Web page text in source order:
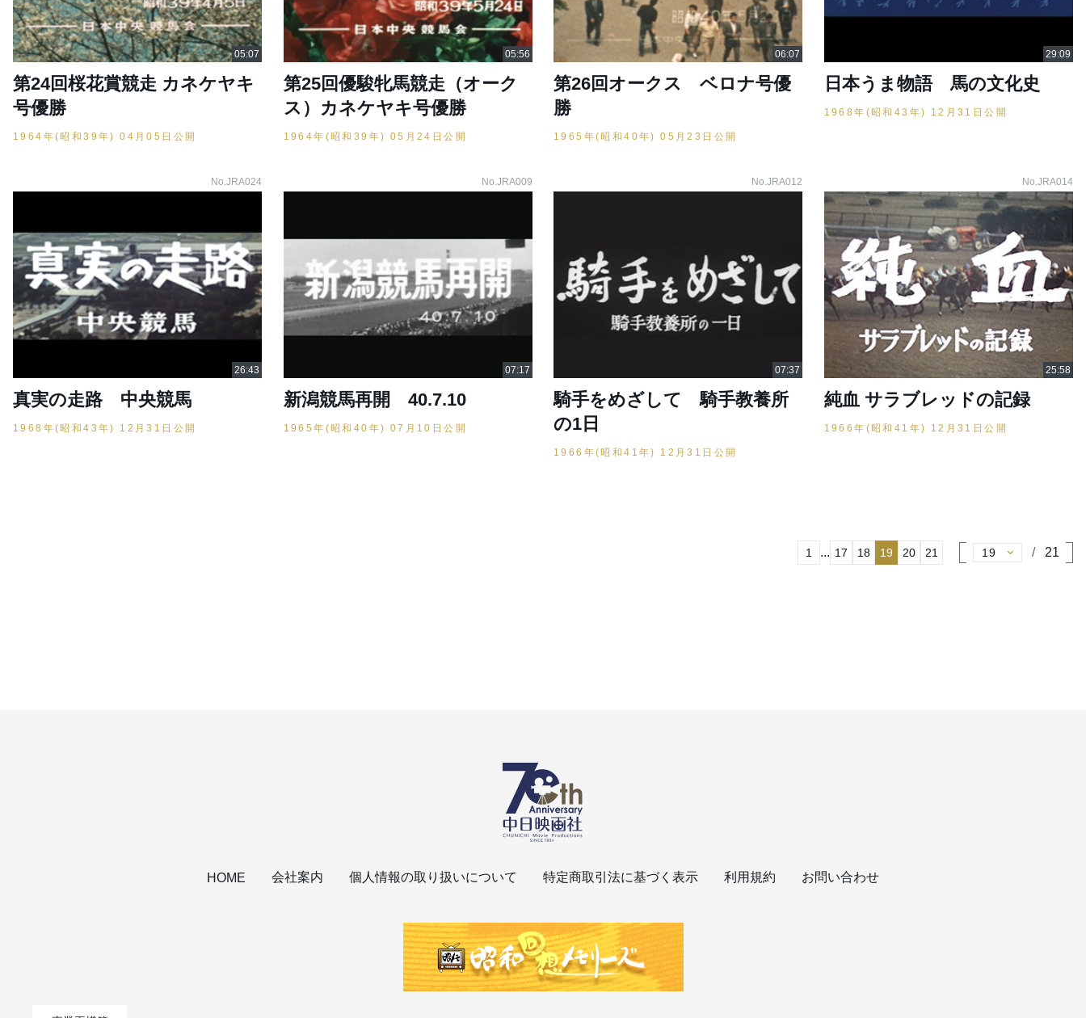
第24回桜花賞競走 カネケヤキ
号優勝
1964年(昭和39年) 04月05日公開
第25回優駿牝馬競走（オーク
ス）カネケヤキ号優勝
1964年(昭和39年) 05月24日公開
第26回オークス ベロナ号優
勝
1965年(昭和40年) 05月23日公開
日本うま物語 馬の文化史
1968年(昭和43年) 12月31日公開
No.JRA024
真実の走路 中央競馬
1968年(昭和43年) 12月31日公開
No.JRA009
新潟競馬再開 40.7.10
1965年(昭和40年) 07月10日公開
No.JRA012
騎手をめざして 騎手教養所
の1日
1966年(昭和41年) 12月31日公開
No.JRA014
純血 サラブレッドの記録
1966年(昭和41年) 12月31日公開
1 ... 17 18 19 20 21 21
HOME 会社案内 個人情報の取り扱いについて 特定商取引法に基づく表示 利用規約 お問い合わせ